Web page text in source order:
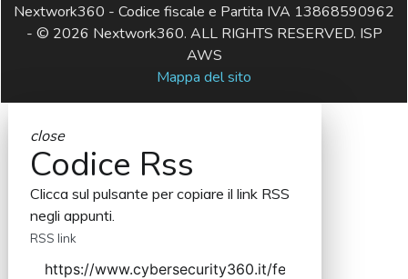
Nextwork360 - Codice fiscale e Partita IVA 13868590962
- © 2026 Nextwork360. ALL RIGHTS RESERVED. ISP
AWS
Mappa del sito
close
Codice Rss
Clicca sul pulsante per copiare il link RSS
negli appunti.
RSS link